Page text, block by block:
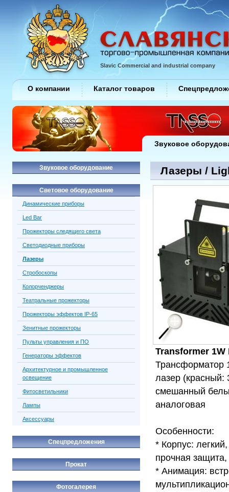
Лазеры /
Transformer 1W
Трансформатор
лазер (красный:
смешанный
аналоговая
Особенности:
* Корпус:
прочная защита,
* Анимация:
Звуковое оборудование
Световое оборудование
Динамические приборы
Led Bar
Прожекторы следящего света
Светодиодные приборы
Лазеры
Стробоскопы
Колорченджеры
Театральные прожекторы
Прожекторы эффектов IP-65
Зенитные прожекторы
Пульты управления и ПО
Генераторы эффектов
Архитектурное и промышленное
освещение
Фитосветильники
Лампы
Аксессуары
Спецпредложения
Прокат
Фотогалерея
Slavic Commercial and industrial company
О компании Каталог товаров
Звуковое